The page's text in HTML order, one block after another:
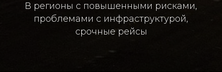
В регионы с повышенными рисками,
проблемами с инфраструктурой,
срочные рейсы